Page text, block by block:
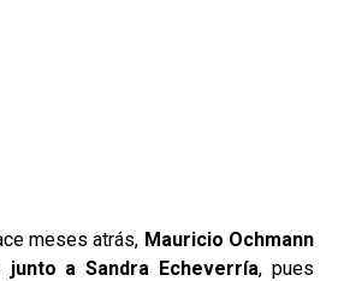
meses atrás, Mauricio Ochmann
a Sandra Echeverría, pues